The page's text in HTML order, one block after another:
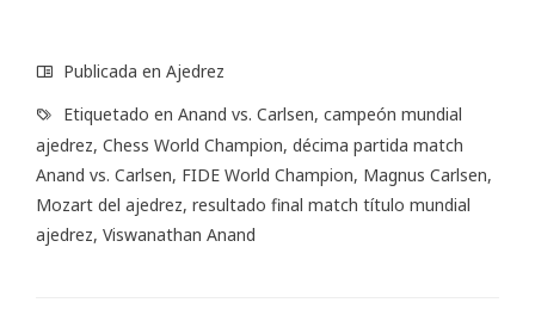
Publicada en Ajedrez
Etiquetado en Anand vs. Carlsen, campeón mundial
ajedrez, Chess World Champion, décima partida match
Anand vs. Carlsen, FIDE World Champion, Magnus Carlsen,
Mozart del ajedrez, resultado final match título mundial
ajedrez, Viswanathan Anand